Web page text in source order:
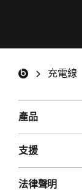
Beats
充電線
產品
支援
法律聲明